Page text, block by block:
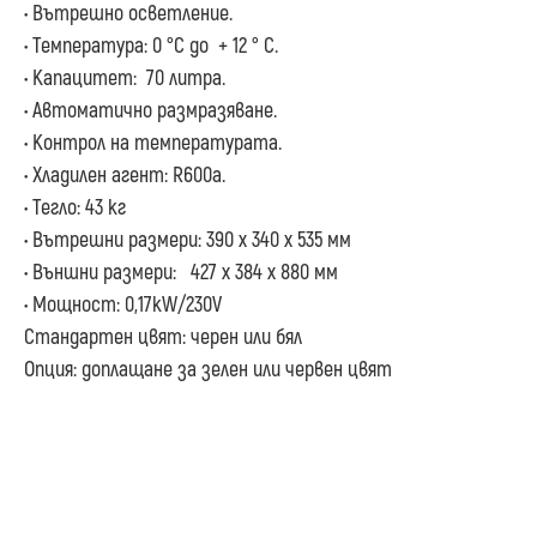
• Вътрешно осветление.
• Температура: 0 °С до + 12 ° C.
• Капацитет: 70 литра.
• Автоматично размразяване.
• Контрол на температурата.
• Хладилен агент: R600a.
• Тегло: 43 кг
• Вътрешни размери: 390 х 340 х 535 мм
• Външни размери: 427 х 384 х 880 мм
• Мощност: 0,17kW/230V
Стандартен цвят: черен или бял
Опция: доплащане за зелен или червен цвят